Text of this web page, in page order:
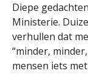
Diepe
Ministerie.
verhullen dat
“minder,
mensen iets